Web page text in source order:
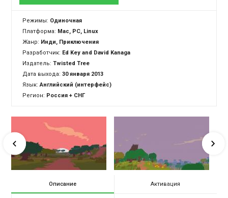
Режимы: Одиночная
Платформа: Mac, PC, Linux
Жанр: Инди, Приключения
Разработчик: Ed Key and David Kanaga
Издатель:Twisted Tree
Дата выхода: 30 января 2013
Язык:Английский (интерфейс)
Регион: Россия + СНГ
Описание Активация